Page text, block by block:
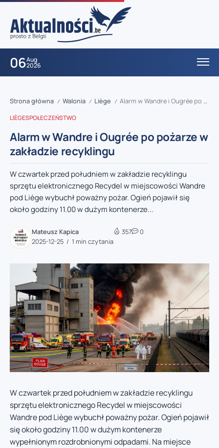
06Aug
2026
Strona główna / Walonia / Liège / Alarm w Wandre i Ougrée po pożarze w zakładzie recyklingu
LIÈGESPOŁECZEŃSTWO
Alarm w Wandre i Ougrée po pożarze w
zakładzie recyklingu
W czwartek przed południem w zakładzie recyklingu
sprzętu elektronicznego Recydel w miejscowości Wandre
pod Liège wybuchł poważny pożar. Ogień pojawił się
około godziny 11.00 w dużym kontenerze...
Mateusz Kapica
2025-12-25
1 min czytania
357 0
W czwartek przed południem w zakładzie recyklingu
sprzętu elektronicznego Recydel w miejscowości
Wandre pod Liège wybuchł poważny pożar. Ogień pojawił
się około godziny 11.00 w dużym kontenerze
wypełnionym rozdrobnionymi odpadami. Na miejsce